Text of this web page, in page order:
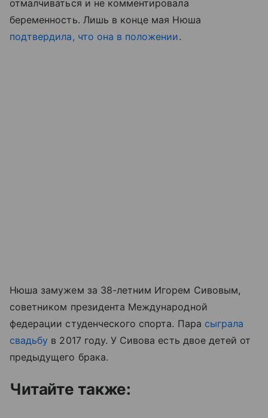
отмалчиваться и не комментировала
беременность. Лишь в конце мая Нюша
подтвердила, что она в положении.
Нюша замужем за 38-летним Игорем Сивовым,
советником президента Международной
федерации студенческого спорта. Пара сыграла
свадьбу в 2017 году. У Сивова есть двое детей от
предыдущего брака.
Читайте также: